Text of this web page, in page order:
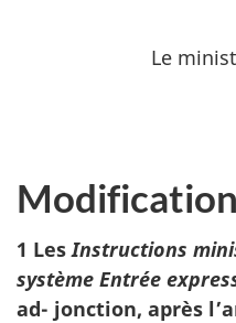
Le
1 LesInstructions
système Entrée
ad- jonction, après